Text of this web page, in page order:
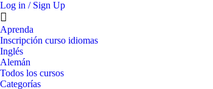
Log in / Sign Up
Aprenda
Inscripción curso idiomas
Inglés
Alemán
Todos los cursos
Categorías